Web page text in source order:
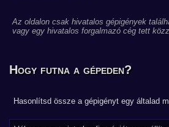
Az oldalon csak hivatalos gépigények
vagy egy hivatalos forgalmazó cég tett
Hogy futna a gépeden?
Hasonlítsd össze a gépigényt egy általad